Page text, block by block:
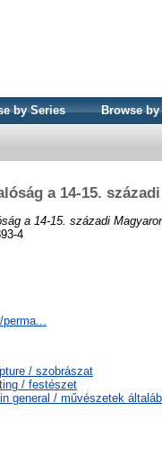
by Series Browse
a 14-15.
a 14-15. századi
4
perma...
/ szobrászat
/ festészet
general / művészetek